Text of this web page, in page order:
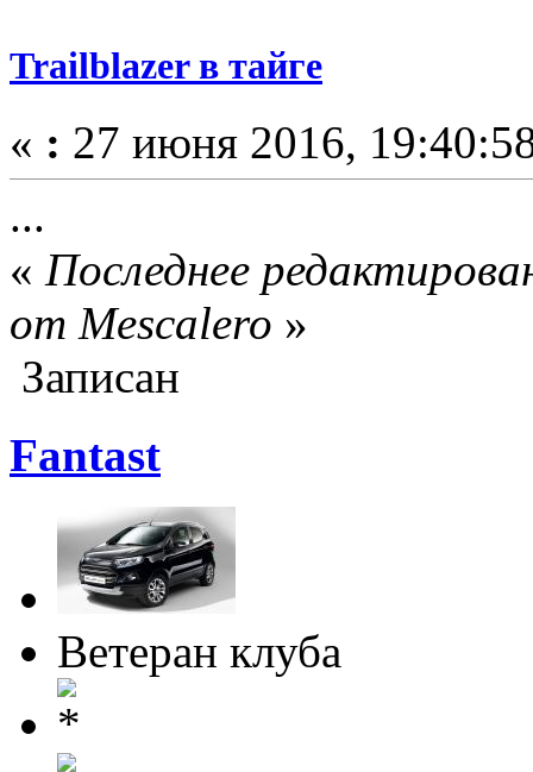
Trailblazer в тайге
« : 27 июня 2016,
...
« Последнее
от Mescalero »
Записан
Fantast
Ветеран клуба